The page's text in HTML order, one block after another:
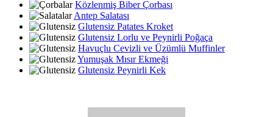
Közlenmiş Biber Çorbası
Antep Salatası
Glutensiz Patates Kroket
Glutensiz Lorlu ve Peynirli Poğaça
Havuçlu Cevizli ve Üzümlü Muffinler
Yumuşak Mısır Ekmeği
Glutensiz Peynirli Kek